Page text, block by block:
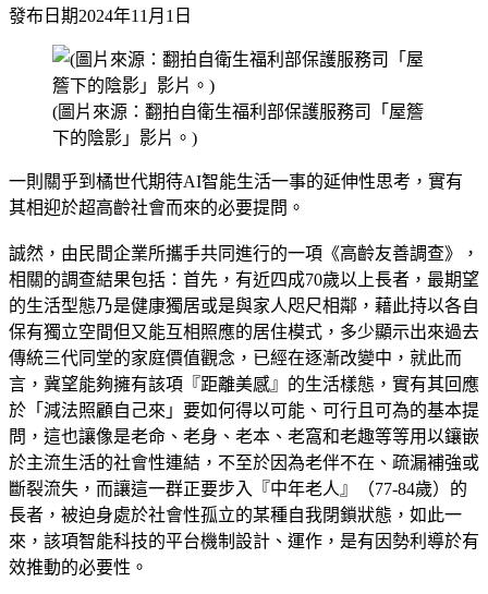
發布日期2024年11月1日
(圖片來源：翻拍自衛生福利部保護服務司「屋簷
下的陰影」影片。)
一則關乎到橘世代期待AI智能生活一事的延伸性思考，實有
其相迎於超高齡社會而來的必要提問。
誠然，由民間企業所攜手共同進行的一項《高齡友善調查》，
相關的調查結果包括：首先，有近四成70歲以上長者，最期望
的生活型態乃是健康獨居或是與家人咫尺相鄰，藉此持以各自
保有獨立空間但又能互相照應的居住模式，多少顯示出來過去
傳統三代同堂的家庭價值觀念，已經在逐漸改變中，就此而
言，冀望能夠擁有該項『距離美感』的生活樣態，實有其回應
於「減法照顧自己來」要如何得以可能、可行且可為的基本提
問，這也讓像是老命、老身、老本、老窩和老趣等等用以鑲嵌
於主流生活的社會性連結，不至於因為老伴不在、疏漏補強或
斷裂流失，而讓這一群正要步入『中年老人』（77-84歲）的
長者，被迫身處於社會性孤立的某種自我閉鎖狀態，如此一
來，該項智能科技的平台機制設計、運作，是有因勢利導於有
效推動的必要性。